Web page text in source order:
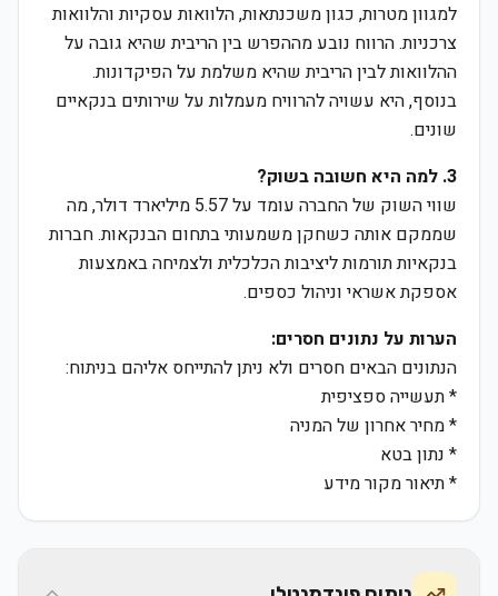
למגוון מטרות, כגון משכנתאות, הלוואות עסקיות והלוואות
צרכניות. הרווח נובע מההפרש בין הריבית שהיא גובה על
ההלוואות לבין הריבית שהיא משלמת על הפיקדונות.
בנוסף, היא עשויה להרוויח מעמלות על שירותים בנקאיים
שונים.
3. למה היא חשובה בשוק?
שווי השוק של החברה עומד על 5.57 מיליארד דולר, מה
שממקם אותה כשחקן משמעותי בתחום הבנקאות. חברות
בנקאיות תורמות ליציבות הכלכלית ולצמיחה באמצעות
אספקת אשראי וניהול כספים.
הערות על נתונים חסרים:
הנתונים הבאים חסרים ולא ניתן להתייחס אליהם בניתוח:
* תעשייה ספציפית
* מחיר אחרון של המניה
* נתון בטא
* תיאור מקור מידע